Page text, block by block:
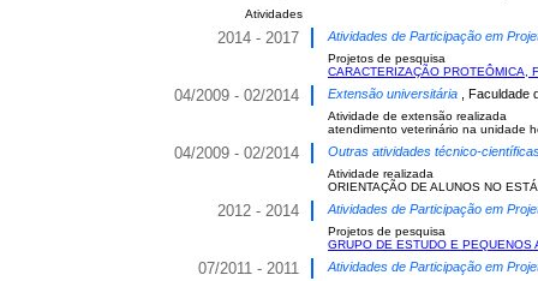
Atividades
2014 - 2017 Atividades de Participação em
Projetos de pesquisa
CARACTERIZAÇÃO PROTEÔMICA,
04/2009 - 02/2014 Extensão universitária , Faculdade
Atividade de extensão realizada
atendimento veterinário na unidade
04/2009 - 02/2014 Outras atividades técnico-
Atividade realizada
ORIENTAÇÃO DE ALUNOS NO
2012 - 2014 Atividades de Participação em
Projetos de pesquisa
GRUPO DE ESTUDO E PEQUENOS
07/2011 - 2011 Atividades de Participação em